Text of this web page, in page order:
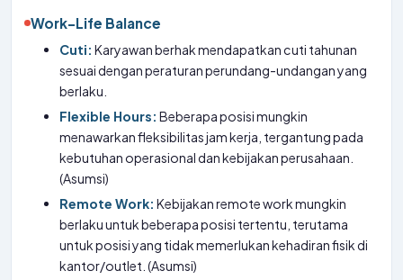
Work-Life Balance
Cuti: Karyawan berhak mendapatkan cuti tahunan
sesuai dengan peraturan perundang-undangan yang
berlaku.
Flexible Hours: Beberapa posisi mungkin
menawarkan fleksibilitas jam kerja, tergantung pada
kebutuhan operasional dan kebijakan perusahaan.
(Asumsi)
Remote Work: Kebijakan remote work mungkin
berlaku untuk beberapa posisi tertentu, terutama
untuk posisi yang tidak memerlukan kehadiran fisik di
kantor/outlet. (Asumsi)